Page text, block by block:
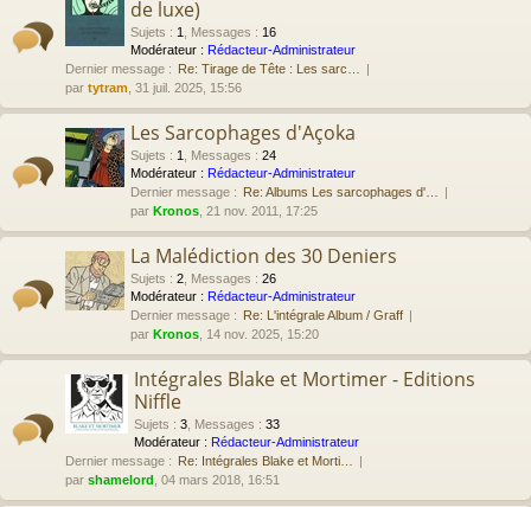
de luxe)
Sujets : 1 Messages : 16
Modérateur : Rédacteur-Administrateur
Dernier message : Re: Tirage de Tête : Les sarc…
par tytram , 31 juil. 2025, 15:56
Les Sarcophages d'Açoka
Sujets : 1 Messages : 24
Modérateur : Rédacteur-Administrateur
Dernier message : Re: Albums Les sarcophages d'…
par Kronos , 21 nov. 2011, 17:25
La Malédiction des 30 Deniers
Sujets : 2 Messages : 26
Modérateur : Rédacteur-Administrateur
Dernier message : Re: L'intégrale Album / Graff
par Kronos , 14 nov. 2025, 15:20
Intégrales Blake et Mortimer - Editions
Niffle
Sujets : 3 Messages : 33
Modérateur : Rédacteur-Administrateur
Dernier message : Re: Intégrales Blake et Morti…
par shamelord , 04 mars 2018, 16:51